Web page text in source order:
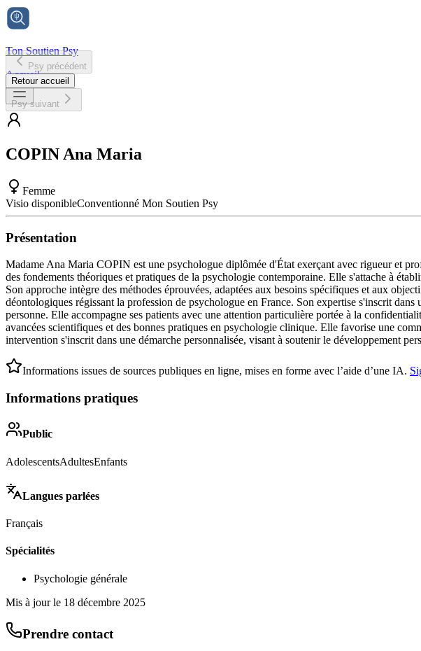
Ton Soutien Psy
Accueil
Psy précédent
Retour accueil
Psy suivant
COPIN Ana Maria
Femme
Visio disponibleConventionné Mon Soutien Psy
Présentation
Madame Ana Maria COPIN est une psychologue diplômée d'État exerçant avec rigueur et
des fondements théoriques et pratiques de la psychologie contemporaine. Elle s'attache à
Son approche intègre des méthodes éprouvées, adaptées aux besoins spécifiques et aux
déontologiques régissant la profession de psychologue en France. Son expertise s'inscrit
personne. Elle accompagne ses patients avec une attention particulière portée à la
avancées scientifiques et des bonnes pratiques en psychologie clinique. Elle favorise une
intervention s'inscrit dans une démarche personnalisée, visant à soutenir le développement
Informations issues de sources publiques en ligne, mises en forme avec l’aide d’une IA.
Informations pratiques
Public
AdolescentsAdultesEnfants
Langues parlées
Français
Spécialités
Psychologie générale
Mis à jour le 18 décembre 2025
Prendre contact